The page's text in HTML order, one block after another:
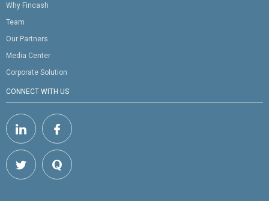
Why Fincash
Team
Our Partners
Media Center
Corporate Solution
CONNECT WITH US